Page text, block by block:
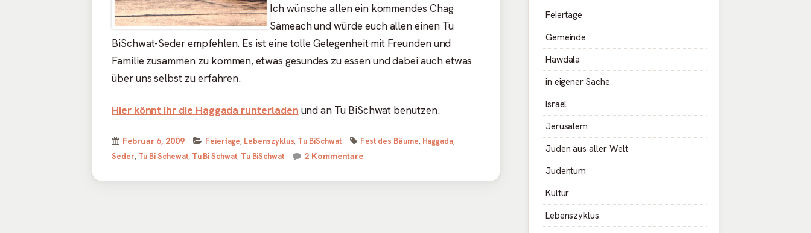
Ich wünsche allen ein kommendes Chag
Sameach und würde euch allen einen Tu
BiSchwat-Seder empfehlen. Es ist eine tolle Gelegenheit mit Freunden und
Familie zusammen zu kommen, etwas gesundes zu essen und dabei auch etwas
über uns selbst zu erfahren.
Hier könnt Ihr die Haggada runterladen und an Tu BiSchwat benutzen.
Veröffentlicht
am
Februar 6, 2009 Kategorien
Feiertage, Lebenszyklus, Tu BiSchwat Schlagwörter
Fest des Bäume, Haggada,
Seder, Tu Bi Schewat, Tu Bi Schwat, Tu BiSchwat 2 Kommentarezu Tu BiSchwat Haggada
Feiertage
Gemeinde
Hawdala
in eigener Sache
Israel
Jerusalem
Juden aus aller Welt
Judentum
Kultur
Lebenszyklus